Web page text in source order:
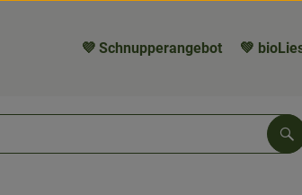
💜 Schnupperangebot 💚